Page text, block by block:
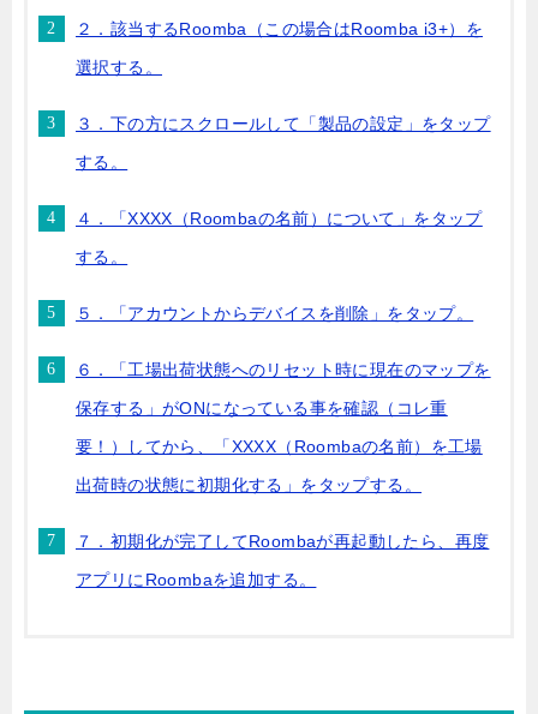
２．該当するRoomba（この場合はRoomba i3+）を
選択する。
３．下の方にスクロールして「製品の設定」をタップ
する。
４．「XXXX（Roombaの名前）について」をタップ
する。
５．「アカウントからデバイスを削除」をタップ。
６．「工場出荷状態へのリセット時に現在のマップを
保存する」がONになっている事を確認（コレ重
要！）してから、「XXXX（Roombaの名前）を工場
出荷時の状態に初期化する」をタップする。
７．初期化が完了してRoombaが再起動したら、再度
アプリにRoombaを追加する。